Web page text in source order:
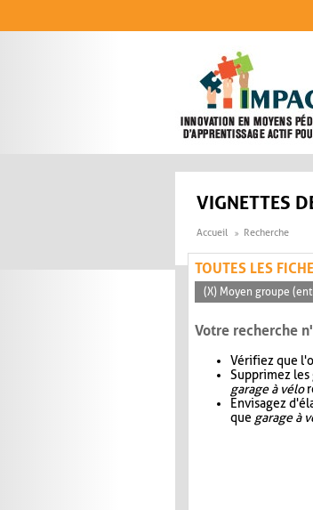
VIGNETTES
Accueil Recherche
TOUTES LES
(X) Moyen groupe
Votre recherche
Vérifiez que
Supprimez
garage à vélo
Envisagez
que garage à